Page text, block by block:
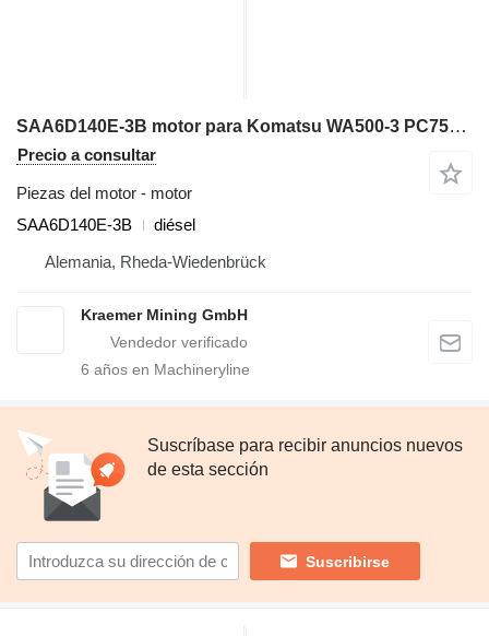
SAA6D140E-3B motor para Komatsu WA500-3 PC750-6 D155AX-6 cargadora de ruedas
Precio a consultar
Piezas del motor - motor
SAA6D140E-3B
diésel
Alemania, Rheda-Wiedenbrück
Kraemer Mining GmbH
6 años en Machineryline
Suscríbase para recibir anuncios nuevos
de esta sección
Suscribirse